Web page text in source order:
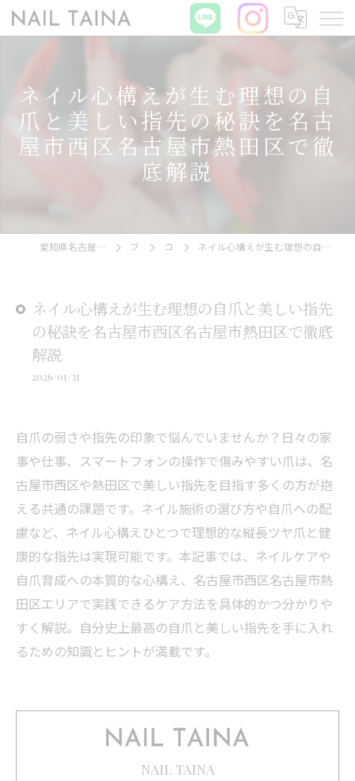
ネイル心構えが生む理想の自
爪と美しい指先の秘訣を名古
屋市西区名古屋市熱田区で徹
底解説
愛知県名古屋市西区のネイルならNAIL TAINA ブログ コラム ネイル心構えが生む理想の自爪と美しい指先の秘訣を名古屋市西区名古屋市熱田区で徹底解説
ネイル心構えが生む理想の自爪と美しい指先
の秘訣を名古屋市西区名古屋市熱田区で徹底
解説
2026/01/31
自爪の弱さや指先の印象で悩んでいませんか？日々の家
事や仕事、スマートフォンの操作で傷みやすい爪は、名
古屋市西区や熱田区で美しい指先を目指す多くの方が抱
える共通の課題です。ネイル施術の選び方や自爪への配
慮など、ネイル心構えひとつで理想的な縦長ツヤ爪と健
康的な指先は実現可能です。本記事では、ネイルケアや
自爪育成への本質的な心構え、名古屋市西区名古屋市熱
田区エリアで実践できるケア方法を具体的かつ分かりや
すく解説。自分史上最高の自爪と美しい指先を手に入れ
るための知識とヒントが満載です。
NAIL TAINA